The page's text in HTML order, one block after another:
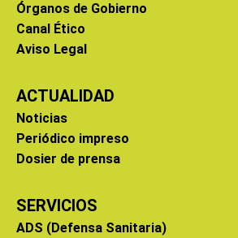
Órganos de Gobierno
Canal Ético
Aviso Legal
ACTUALIDAD
Noticias
Periódico impreso
Dosier de prensa
SERVICIOS
ADS (Defensa Sanitaria)